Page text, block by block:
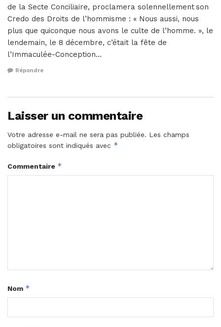
de la Secte Conciliaire, proclamera solennellement son
Credo des Droits de l’hommisme : « Nous aussi, nous
plus que quiconque nous avons le culte de l’homme. », le
lendemain, le 8 décembre, c’était la fête de
l’Immaculée-Conception…
Répondre
Laisser un commentaire
Votre adresse e-mail ne sera pas publiée. Les champs
obligatoires sont indiqués avec *
Commentaire *
Nom *